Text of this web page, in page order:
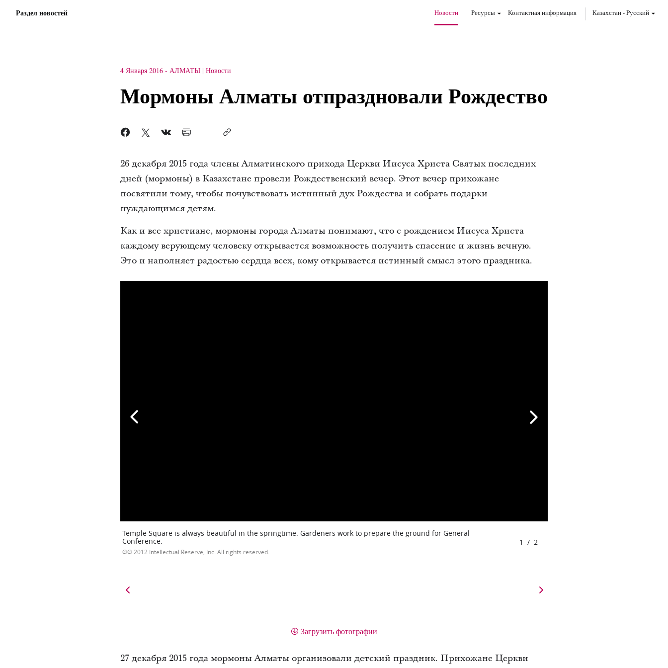
Раздел новостей Новости Ресурсы Контактная информация Казахстан-Pусский
4 Января 2016 - АЛМАТЫ Новости
Мормоны Алматы отпраздновали Рождество
26 декабря 2015 года члены Алматинского прихода Церкви Иисуса Христа Святых последних
дней (мормоны) в Казахстане провели Рождественский вечер. Этот вечер прихожане
посвятили тому, чтобы почувствовать истинный дух Рождества и собрать подарки
нуждающимся детям.
Как и все христиане, мормоны города Алматы понимают, что с рождением Иисуса Христа
каждому верующему человеку открывается возможность получить спасение и жизнь вечную.
Это и наполняет радостью сердца всех, кому открывается истинный смысл этого праздника.
Temple Square is always beautiful in the springtime. Gardeners work to prepare the ground for General
Conference.
© 2012 Intellectual Reserve, Inc. All rights reserved.
1 / 2
Загрузить фотографии
27 декабря 2015 года мормоны Алматы организовали детский праздник. Прихожане Церкви